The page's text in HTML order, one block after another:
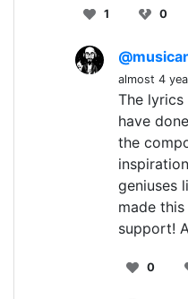
1 0
almost 4
The
have
the
geniuses
made
support!
0